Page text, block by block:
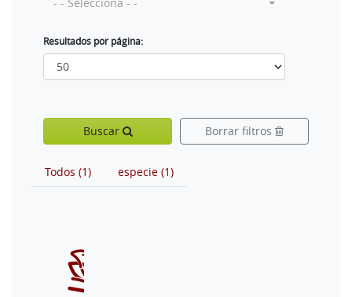
- - Selecciona - -
Resultados por página:
Buscar Borrar filtros
Todos (1) especie (1)